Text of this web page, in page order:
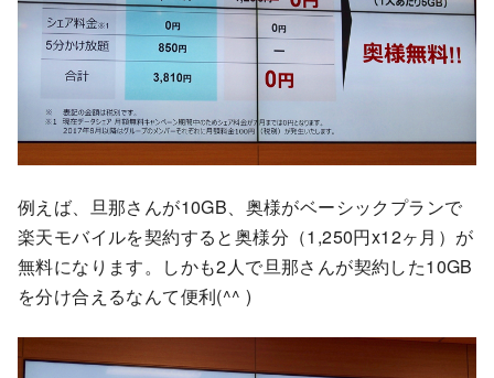
例えば、旦那さんが10GB、奥様がベーシックプランで
楽天モバイルを契約すると奥様分（1,250円x12ヶ月）が
無料になります。しかも2人で旦那さんが契約した10GB
を分け合えるなんて便利(^^ )